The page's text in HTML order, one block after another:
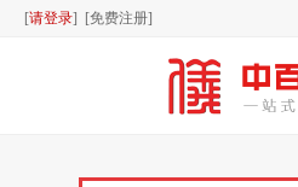
[请登录] [免费注册]